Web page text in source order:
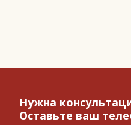
Нужна
Оставьте ваш